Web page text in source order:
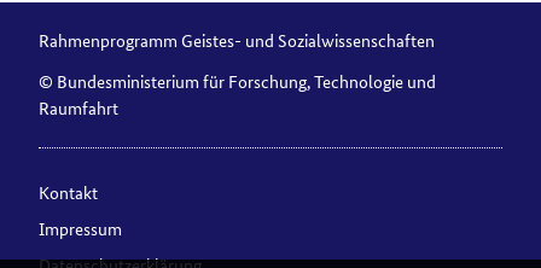
Rahmenprogramm Geistes- und Sozialwissenschaften
© Bundesministerium für Forschung, Technologie und
Raumfahrt
Kontakt
Impressum